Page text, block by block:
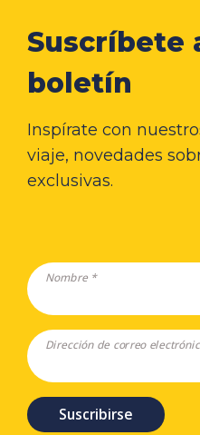
Suscríbete
boletín
Inspírate con
viaje, novedades
exclusivas.
Nombre *
Dirección de correo
Suscribirse